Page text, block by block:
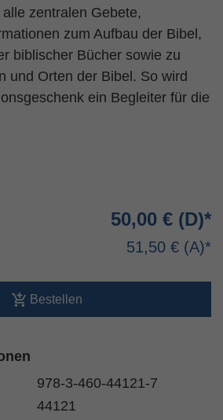
zentralen Gebete,
zum Aufbau der Bibel,
biblischer Bücher sowie zu
und Orten der Bibel. So wird
ein Begleiter für die
50,00 €
51,50 €
Bestellen
978-3-460-44121-7
44121